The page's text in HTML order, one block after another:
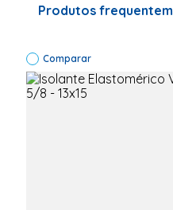
Produtos
Comparar